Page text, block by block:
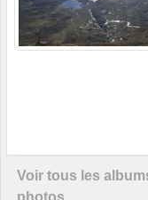
Voir tous les